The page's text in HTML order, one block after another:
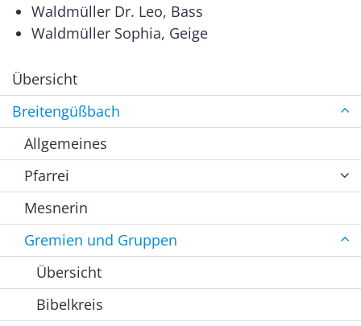
Waldmüller Dr. Leo, Bass
Waldmüller Sophia, Geige
Übersicht
Breitengüßbach
Allgemeines
Pfarrei
Mesnerin
Gremien und Gruppen
Übersicht
Bibelkreis